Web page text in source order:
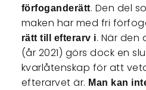
förfoganderätt. Den del
maken har med fri
rätt till efterarv i. När den
(år 2021) görs dock en
kvarlåtenskap för att
efterarvet är. Man kan